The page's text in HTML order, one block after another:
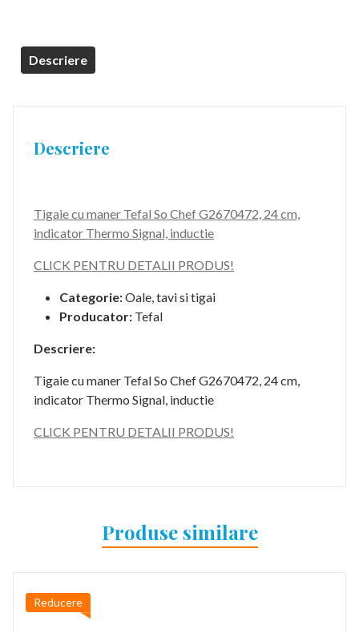
Descriere
Descriere
Tigaie cu maner Tefal So Chef G2670472, 24 cm,
indicator Thermo Signal, inductie
CLICK PENTRU DETALII PRODUS!
Categorie:Oale, tavi si tigai
Producator: Tefal
Descriere:
Tigaie cu maner Tefal So Chef G2670472, 24 cm,
indicator Thermo Signal, inductie
CLICK PENTRU DETALII PRODUS!
Produse similare
Reducere